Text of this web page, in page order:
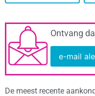
Ontvang
e-mail
De meest recente